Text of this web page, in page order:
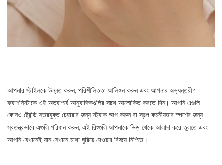
আপনার স্টাইলকে উন্নত করুন, পরিশীলিততা আলিঙ্গন করুন এবং আপনার অভ্যন্তরীণ
ফ্যাশনিস্টাকে এই অত্যাশ্চর্য আনুষাঙ্গিকগুলির সাথে আলোকিত করতে দিন। আপনি এগুলি
কোনও ট্রেন্ডি স্তরযুক্ত চেহারার জন্য স্ট্যাক আপ করুন বা স্বল্প কমনীয়তার স্পর্শের জন্য
স্বতন্ত্রভাবে এগুলি পরিধান করুন, এই রিংগুলি আপনাকে ভিড় থেকে আলাদা করে তুলতে এবং
আপনি যেখানেই যান সেখানে মাথা ঘুরিয়ে দেওয়ার বিষয়ে নিশ্চিত।